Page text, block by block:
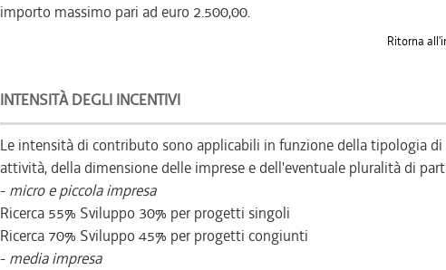
importo massimo pari ad euro 2.500,00.
Ritorna
INTENSITÀ DEGLI INCENTIVI
Le intensità di contributo sono applicabili in funzione della tipologia di
attività, della dimensione delle imprese e dell'eventuale pluralità di
- micro e piccola impresa
Ricerca 55% Sviluppo 30% per progetti singoli
Ricerca 70% Sviluppo 45% per progetti congiunti
- media impresa